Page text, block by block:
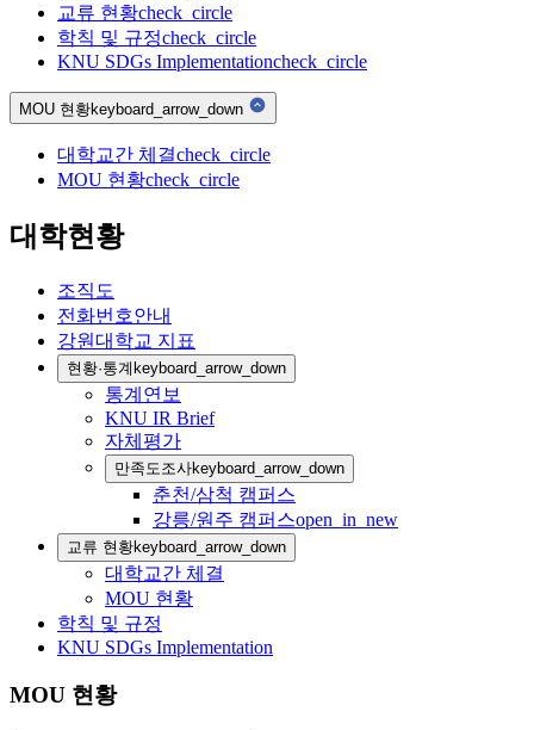
교류 현황check_circle
학칙 및 규정check_circle
KNU SDGs Implementationcheck_circle
MOU 현황keyboard_arrow_down
대학교간 체결check_circle
MOU 현황check_circle
대학현황
조직도
전화번호안내
강원대학교 지표
현황·통계keyboard_arrow_down
통계연보
KNU IR Brief
자체평가
만족도조사keyboard_arrow_down
춘천/삼척 캠퍼스
강릉/원주 캠퍼스open_in_new
교류 현황keyboard_arrow_down
대학교간 체결
MOU 현황
학칙 및 규정
KNU SDGs Implementation
MOU 현황